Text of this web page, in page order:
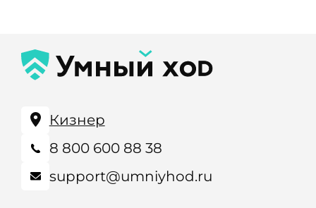
Кизнер
8 800 600 88 38
support@umniyhod.ru